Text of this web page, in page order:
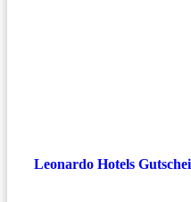
Leonardo Hotels